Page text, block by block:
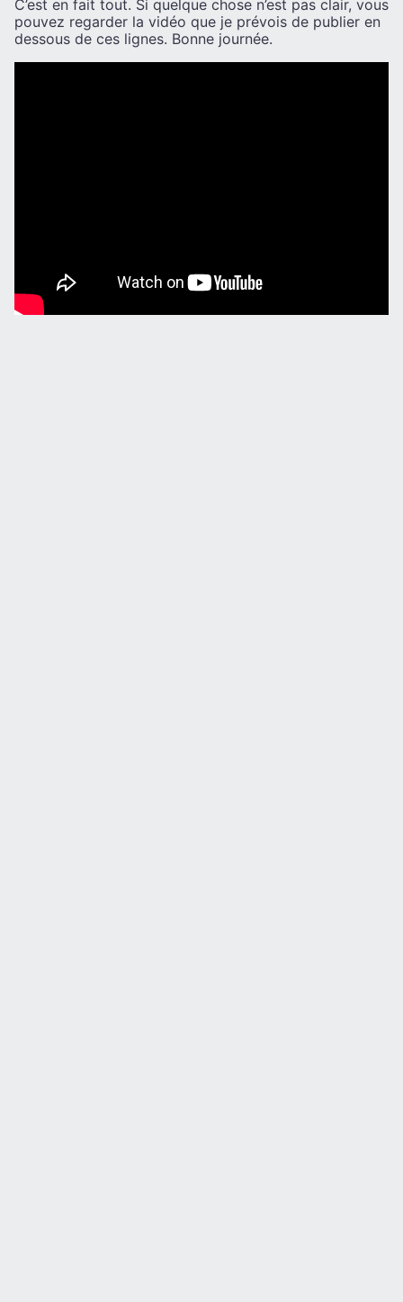
C’est en fait tout. Si quelque chose n’est pas clair, vous
pouvez regarder la vidéo que je prévois de publier en
dessous de ces lignes. Bonne journée.